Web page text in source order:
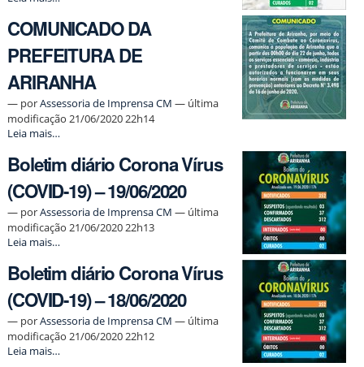
Corona
Vírus
(COVID-
19)
–
22/06/2020
-
COMUNICADO DA
PREFEITURA DE
ARIRANHA
— porAssessoria de Imprensa CM — última
modificação 21/06/2020 22h14
COMUNICADO
PREFEITURA
DE
ARIRANHA
-
Leia mais…
Boletim diário Corona Vírus
(COVID-19) – 19/06/2020
— porAssessoria de Imprensa CM — última
modificação 21/06/2020 22h13
Boletim
Corona
Vírus
(COVID-
19)
–
19/06/2020
-
Leia mais…
Boletim diário Corona Vírus
(COVID-19) – 18/06/2020
— porAssessoria de Imprensa CM — última
modificação 21/06/2020 22h12
Boletim
Leia mais…